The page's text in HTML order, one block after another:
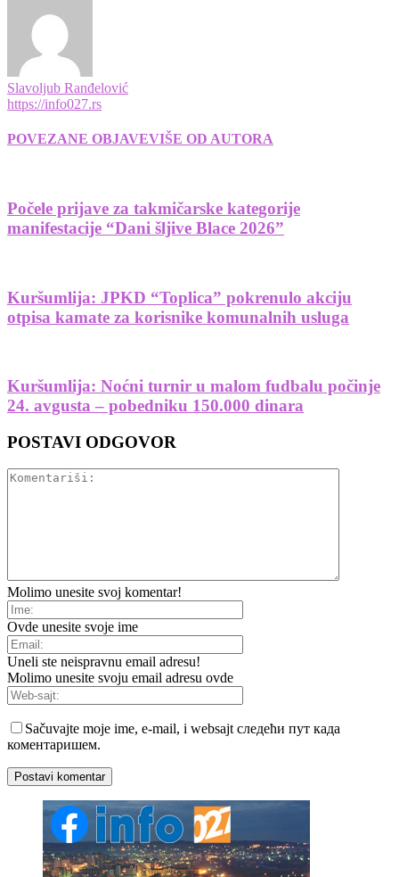
Slavoljub Ranđelović
https://info027.rs
POVEZANE OBJAVEVIŠE OD AUTORA
Počele prijave za takmičarske kategorije
manifestacije “Dani šljive Blace 2026”
Kuršumlija: JPKD “Toplica” pokrenulo akciju
otpisa kamate za korisnike komunalnih usluga
Kuršumlija: Noćni turnir u malom fudbalu počinje
24. avgusta – pobedniku 150.000 dinara
POSTAVI ODGOVOR
Molimo unesite svoj komentar!
Ovde unesite svoje ime
Uneli ste neispravnu email adresu!
Molimo unesite svoju email adresu ovde
Sačuvajte moje ime, e-mail, i websajt следећи пут када
коментаришем.